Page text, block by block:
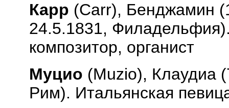
Карр (Carr), Бенджамин
24.5.1831,
композитор, органист
Муцио (Muzio), Клаудиа
Рим). Итальянская